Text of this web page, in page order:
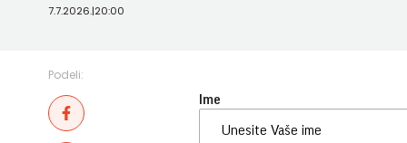
7.7.2026.|20:00
Podeli:
Ime